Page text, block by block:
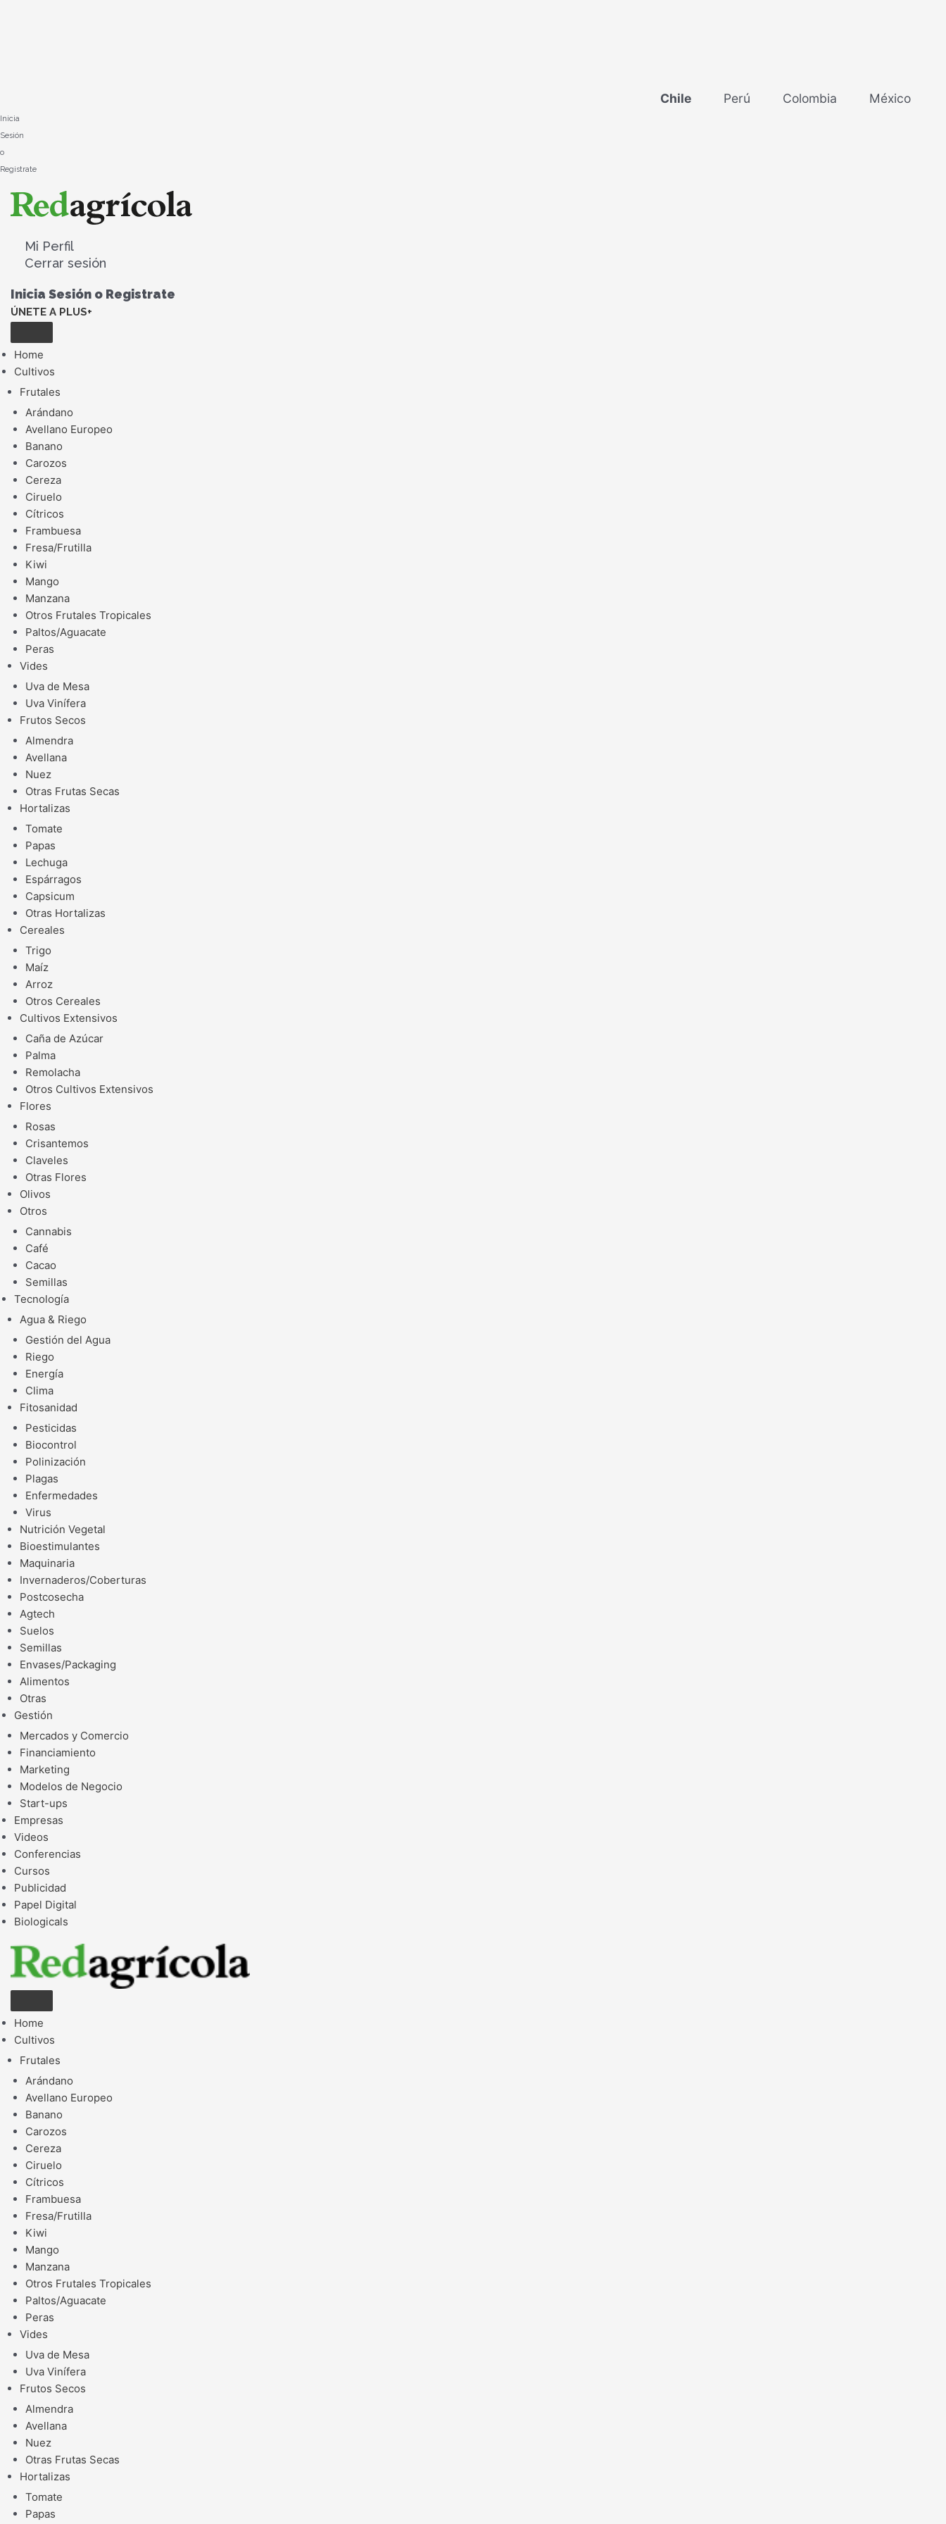
Chile Perú Colombia México
Inicia
Sesión
o
Registrate
Mi Perfil
Cerrar sesión
Inicia Sesión o Registrate
ÚNETE A PLUS+
Home
Cultivos
Frutales
Arándano
Avellano Europeo
Banano
Carozos
Cereza
Ciruelo
Cítricos
Frambuesa
Fresa/Frutilla
Kiwi
Mango
Manzana
Otros Frutales Tropicales
Paltos/Aguacate
Peras
Vides
Uva de Mesa
Uva Vinífera
Frutos Secos
Almendra
Avellana
Nuez
Otras Frutas Secas
Hortalizas
Tomate
Papas
Lechuga
Espárragos
Capsicum
Otras Hortalizas
Cereales
Trigo
Maíz
Arroz
Otros Cereales
Cultivos Extensivos
Caña de Azúcar
Palma
Remolacha
Otros Cultivos Extensivos
Flores
Rosas
Crisantemos
Claveles
Otras Flores
Olivos
Otros
Cannabis
Café
Cacao
Semillas
Tecnología
Agua & Riego
Gestión del Agua
Riego
Energía
Clima
Fitosanidad
Pesticidas
Biocontrol
Polinización
Plagas
Enfermedades
Virus
Nutrición Vegetal
Bioestimulantes
Maquinaria
Invernaderos/Coberturas
Postcosecha
Agtech
Suelos
Semillas
Envases/Packaging
Alimentos
Otras
Gestión
Mercados y Comercio
Financiamiento
Marketing
Modelos de Negocio
Start-ups
Empresas
Videos
Conferencias
Cursos
Publicidad
Papel Digital
Biologicals
Home
Cultivos
Frutales
Arándano
Avellano Europeo
Banano
Carozos
Cereza
Ciruelo
Cítricos
Frambuesa
Fresa/Frutilla
Kiwi
Mango
Manzana
Otros Frutales Tropicales
Paltos/Aguacate
Peras
Vides
Uva de Mesa
Uva Vinífera
Frutos Secos
Almendra
Avellana
Nuez
Otras Frutas Secas
Hortalizas
Tomate
Papas